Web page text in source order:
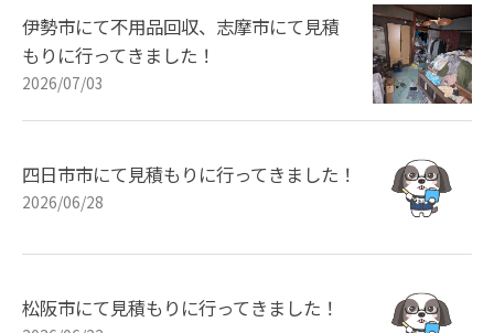
伊勢市にて不用品回収、志摩市にて見積
もりに行ってきました！
2026/07/03
四日市市にて見積もりに行ってきました！
2026/06/28
松阪市にて見積もりに行ってきました！